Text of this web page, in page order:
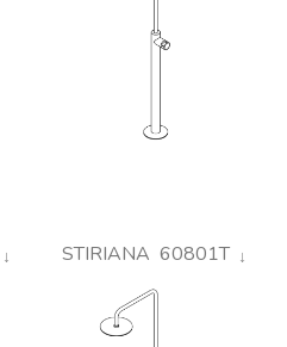
STIRIANA 60801T